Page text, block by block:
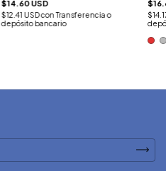
$14.60 USD
$12.41 USDcon Transferencia o
depósito bancario